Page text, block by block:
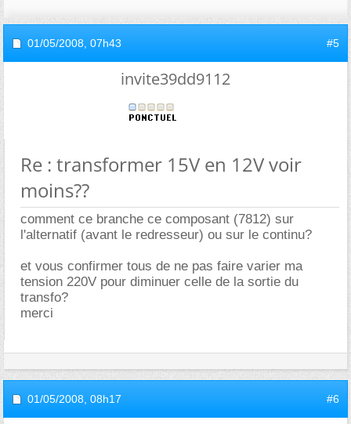
01/05/2008, 07h43 #5
invite39dd9112
Re : transformer 15V en 12V voir
moins??
comment ce branche ce composant (7812) sur
l'alternatif (avant le redresseur) ou sur le continu?
et vous confirmer tous de ne pas faire varier ma
tension 220V pour diminuer celle de la sortie du
transfo?
merci
01/05/2008, 08h17 #6